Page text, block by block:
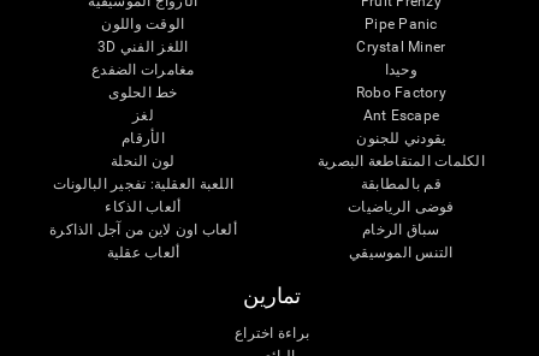
Pipe Panic
Crystal Miner
وحيدا
Robo Factory
Ant Escape
يقودني للجنون
الكلمات المتقاطعة البصرية
قم بالمطابقة
فوضى الرياضيات
سباق الرخام
التنس الموسيقي
الوقت واللون
اللغز الفني 3D
مغامرات الضفدع
خط الحلوى
لغز
الأرقام
لون النحلة
اللعبة العقلية: تفجير البالونات
ألعاب الذكاء
ألعاب اون لاين من آجل الذاكرة
ألعاب عقلية
تمارين
براءة اختراع